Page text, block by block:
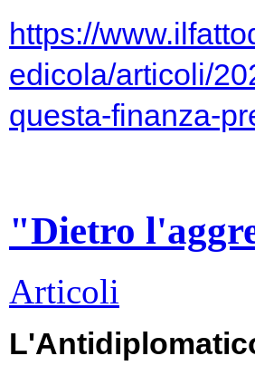
https://
edicola/articoli/
questa-finanza-
"Dietro
Articoli